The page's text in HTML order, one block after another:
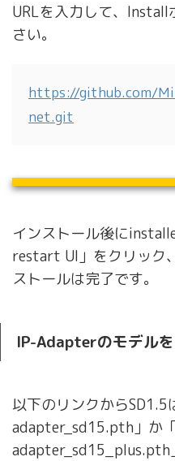
URLを入力して、
さい。
https://github.com/
net.git
インストール後に
restart UI」をクリック
ストールは完了です。
IP-Adapterのモデル
以下のリンクからSD1.5
adapter_sd15.pth」か
adapter_sd15_plus.pth